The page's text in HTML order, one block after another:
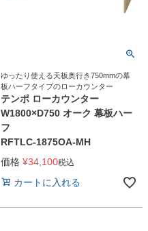
ゆったり使える天板奥行き750mmの幕
板ハーフタイプのローカウンター
テンポ ローカウンター
W1800×D750 オーク 幕板ハー
フ
RFTLC-1875OA-MH
価格 ¥34,100税込
カートに入れる